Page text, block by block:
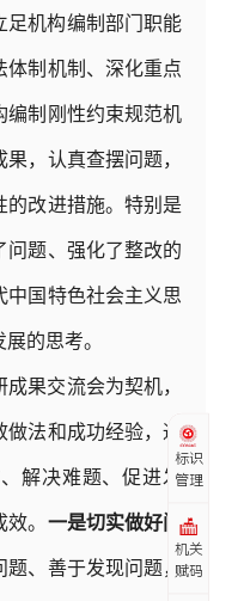
足机构编制部门职能
体制机制、深化重点
编制刚性约束规范机
，认真查摆问题，
的改进措施。特别是
问题、强化了整改的
中国特色社会主义思
的思考。
果交流会为契机，
做法和成功经验，通
解决难题、促进发
。 一是切实做好问
题、善于发现问题，
标识
管理
机关
赋码